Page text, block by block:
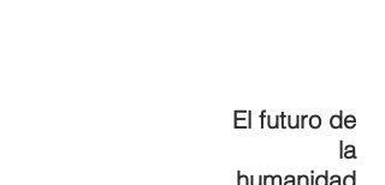
El futuro de
la